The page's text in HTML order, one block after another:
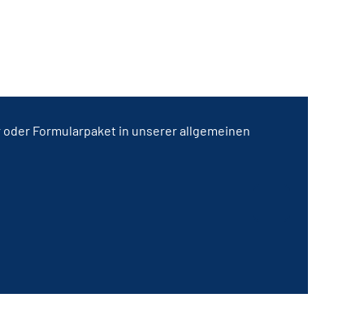
Formularpaket in unserer allgemeinen